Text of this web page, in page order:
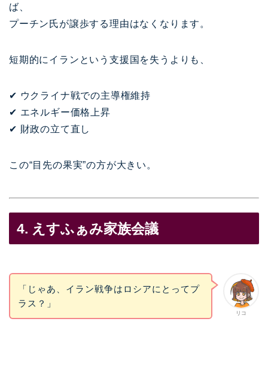
ば、
プーチン氏が譲歩する理由はなくなります。
短期的にイランという支援国を失うよりも、
✔ ウクライナ戦での主導権維持
✔ エネルギー価格上昇
✔ 財政の立て直し
この“目先の果実”の方が大きい。
4. えすふぁみ家族会議
リコ
「じゃあ、イラン戦争はロシアにとってプ
ラス？」